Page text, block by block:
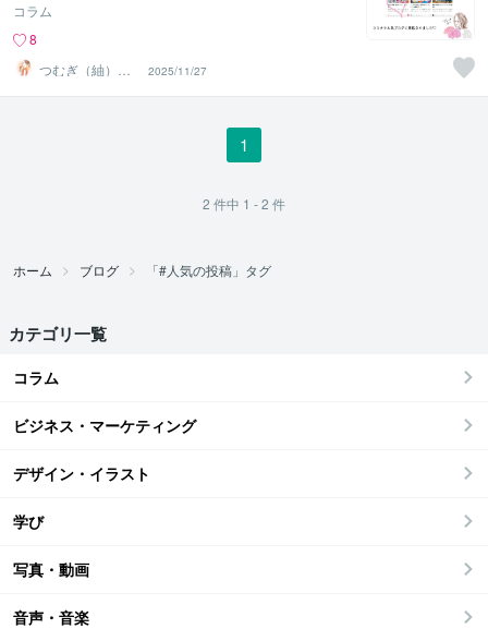
コラム
8
つむぎ（紬）♡
心のデトックス
2025/11/27
1
2 件中 1 - 2 件
ホーム ブログ 「#人気の投稿」タグ
カテゴリ一覧
コラム
ビジネス・マーケティング
デザイン・イラスト
学び
写真・動画
音声・音楽